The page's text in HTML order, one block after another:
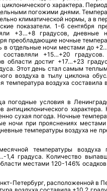
характера.
погожими днями.
климатической нормы, а в
показатели. 1-6 сентября
+3…+8 градусов, дневные
преобладающие ночные
отдельные ночи местами до
+15…+20 градусов.
области достиг +17…+23
Этот день стал самым
воздуха в тылу циклона
температура воздуха составила
погодные условия в
характера.
сухая погода. Ночные
ночи при прояснениях местами
температуры воздуха не
температуры воздуха
1,4 градуса. Количество
местами 120-146%
Петербург, расположенной в